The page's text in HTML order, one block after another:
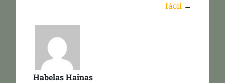
fácil →
Habelas Hainas